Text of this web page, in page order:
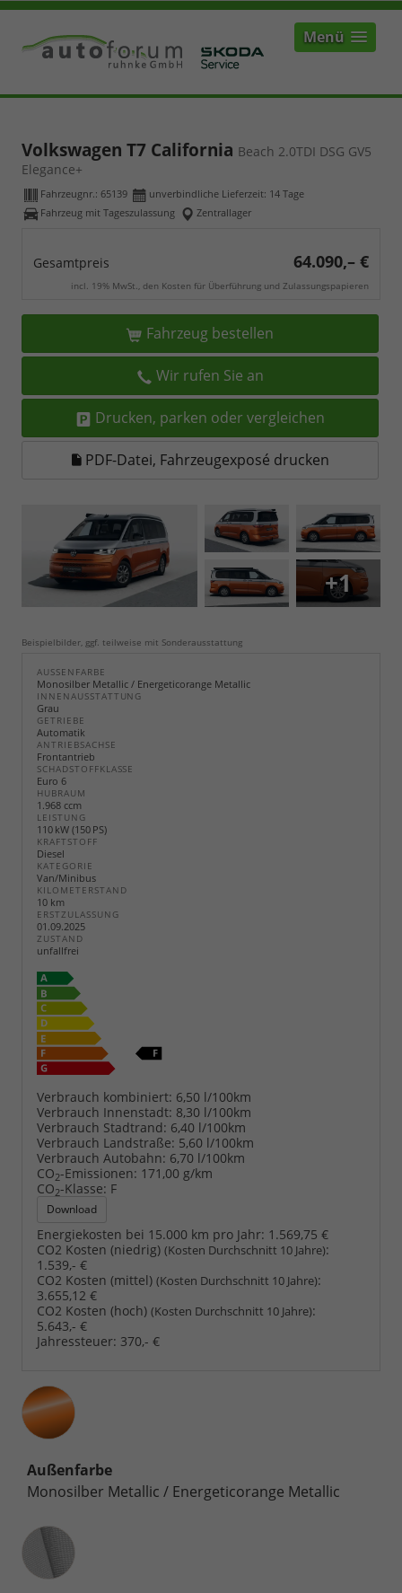
Menü
Volkswagen T7 California Beach 2.0TDI DSG GV5
Elegance+
Fahrzeugnr.: 65139 unverbindliche Lieferzeit: 14 Tage
Fahrzeug mit Tageszulassung
Zentrallager
Gesamtpreis 64.090,– €
incl. 19% MwSt., den Kosten für Überführung und Zulassungspapieren
Fahrzeug bestellen
Wir rufen Sie an
Drucken, parken oder vergleichen
PDF-Datei, Fahrzeugexposé drucken
+1
Beispielbilder, ggf. teilweise mit Sonderausstattung
AUSSENFARBE
Monosilber Metallic / Energeticorange Metallic
INNENAUSSTATTUNG
Grau
GETRIEBE
Automatik
ANTRIEBSACHSE
Frontantrieb
SCHADSTOFFKLASSE
Euro 6
HUBRAUM
1.968 ccm
LEISTUNG
110 kW (150 PS)
KRAFTSTOFF
Diesel
KATEGORIE
Van/Minibus
KILOMETERSTAND
10 km
ERSTZULASSUNG
01.09.2025
ZUSTAND
unfallfrei
Verbrauch kombiniert: 6,50 l/100km
Verbrauch Innenstadt: 8,30 l/100km
Verbrauch Stadtrand: 6,40 l/100km
Verbrauch Landstraße: 5,60 l/100km
Verbrauch Autobahn: 6,70 l/100km
CO2-Emissionen: 171,00 g/km
CO2-Klasse: F
Download
Energiekosten bei 15.000 km pro Jahr: 1.569,75 €
CO2 Kosten (niedrig) (Kosten Durchschnitt 10 Jahre):
1.539,- €
CO2 Kosten (mittel) (Kosten Durchschnitt 10 Jahre):
3.655,12 €
CO2 Kosten (hoch) (Kosten Durchschnitt 10 Jahre):
5.643,- €
Jahressteuer: 370,- €
Außenfarbe
Monosilber Metallic / Energeticorange Metallic
Innenausstattung